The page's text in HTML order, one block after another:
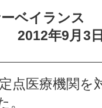
ベイランス
～2013
点医療機関を
。